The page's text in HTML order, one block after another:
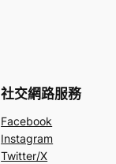
社交網路服務
Facebook
Instagram
Twitter/X